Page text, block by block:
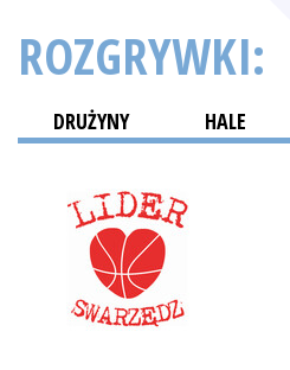
ROZGRYWKI:
DRUŻYNY HALE